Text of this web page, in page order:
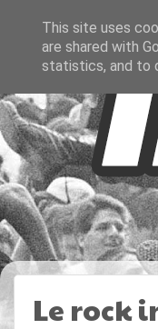
Le rock
This site uses
are shared with
statistics, and to